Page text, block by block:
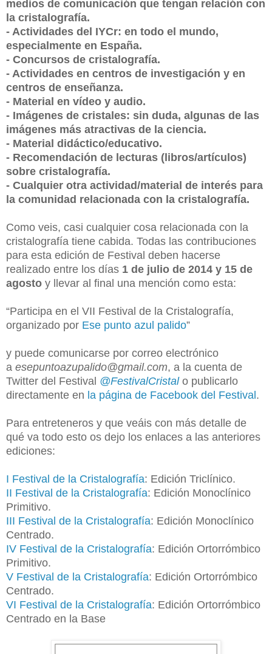
medios de comunicación que tengan relación con
la cristalografía.
- Actividades del IYCr: en todo el mundo,
especialmente en España.
- Concursos de cristalografía.
- Actividades en centros de investigación y en
centros de enseñanza.
- Material en vídeo y audio.
- Imágenes de cristales: sin duda, algunas de las
imágenes más atractivas de la ciencia.
- Material didáctico/educativo.
- Recomendación de lecturas (libros/artículos)
sobre cristalografía.
- Cualquier otra actividad/material de interés para
la comunidad relacionada con la cristalografía.
Como veis, casi cualquier cosa relacionada con la
cristalografía tiene cabida. Todas las contribuciones
para esta edición de Festival deben hacerse
realizado entre los días 1 de julio de 2014 y 15 de
agosto y llevar al final una mención como esta:
“Participa en el VII Festival de la Cristalografía,
organizado por Ese punto azul palido”
y puede comunicarse por correo electrónico
a esepuntoazupalido@gmail.com, a la cuenta de
Twitter del Festival @FestivalCristalo publicarlo
directamente en la página de Facebook del Festival .
Para entreteneros y que veáis con más detalle de
qué va todo esto os dejo los enlaces a las anteriores
ediciones:
I Festival de la Cristalografía: Edición Triclínico.
II Festival de la Cristalografía: Edición Monoclínico
Primitivo.
III Festival de la Cristalografía: Edición Monoclínico
Centrado.
IV Festival de la Cristalografía: Edición Ortorrómbico
Primitivo.
V Festival de la Cristalografía: Edición Ortorrómbico
Centrado.
VI Festival de la Cristalografía: Edición Ortorrómbico
Centrado en la Base